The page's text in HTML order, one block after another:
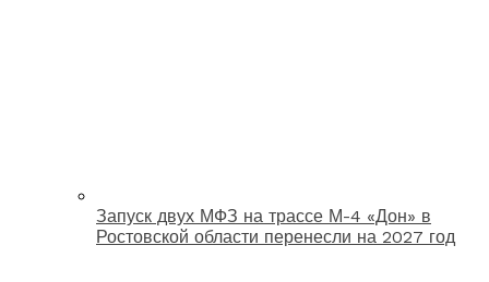
Запуск двух МФЗ на трассе М-4 «Дон» в
Ростовской области перенесли на 2027 год